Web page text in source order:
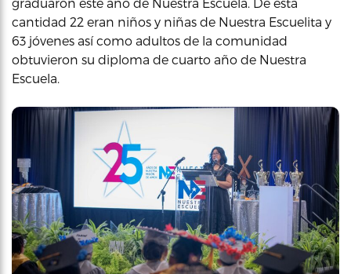
cantidad 22 eran niños y niñas de Nuestra Escuelita y
63 jóvenes así como adultos de la comunidad
obtuvieron su diploma de cuarto año de Nuestra
Escuela.